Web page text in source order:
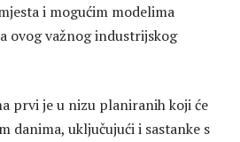
i mogućim modelima
ovog važnog industrijskog
prvi je u nizu planiranih koji će
danima, uključujući i sastanke s